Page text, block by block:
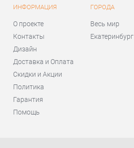
ИНФОРМАЦИЯ
О проекте
Контакты
Дизайн
Доставка и Оплата
Скидки и Акции
Политика
Гарантия
Помощь
ГОРОДА
Весь мир
Екатеринбург